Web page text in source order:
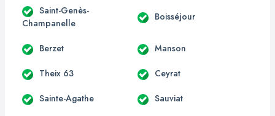
Saint-Genès-
Champanelle
Boisséjour
Berzet Manson
Theix 63 Ceyrat
Sainte-Agathe Sauviat